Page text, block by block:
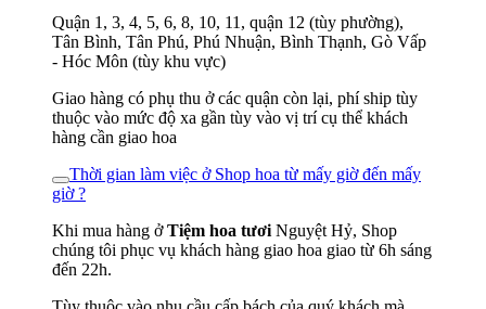
Quận 1, 3, 4, 5, 6, 8, 10, 11, quận 12 (tùy phường),
Tân Bình, Tân Phú, Phú Nhuận, Bình Thạnh, Gò Vấp
- Hóc Môn (tùy khu vực)
Giao hàng có phụ thu ở các quận còn lại, phí ship tùy
thuộc vào mức độ xa gần tùy vào vị trí cụ thể khách
hàng cần giao hoa
Thời gian làm việc ở Shop hoa từ mấy giờ đến mấy
giờ ?
Khi mua hàng ởTiệm hoa tươi Nguyệt Hỷ, Shop
chúng tôi phục vụ khách hàng giao hoa giao từ 6h sáng
đến 22h.